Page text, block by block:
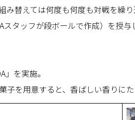
替えては何度も何度も対戦を繰り
スタッフが段ボールで作成）を授
を実施。
を用意すると、香ばしい香りにた